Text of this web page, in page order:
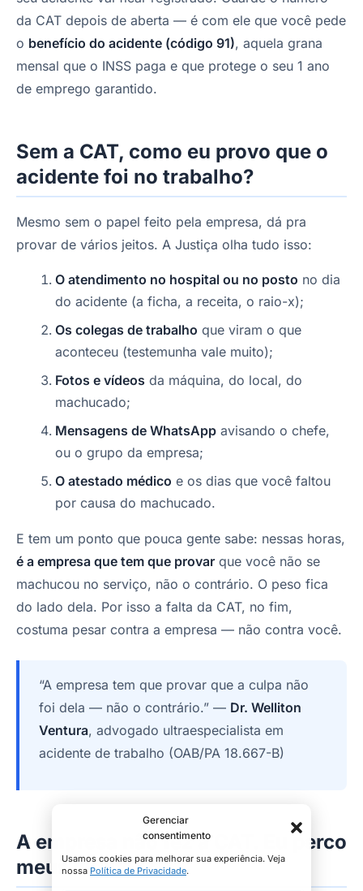
Gerenciar
consentimento
Usamos cookies para melhorar sua experiência. Veja
nossa Política de Privacidade.
da CAT depois de aberta — é com ele que você pede
o benefício do acidente (código 91), aquela grana
mensal que o INSS paga e que protege o seu 1 ano
de emprego garantido.
Sem a CAT, como eu provo que o
acidente foi no trabalho?
Mesmo sem o papel feito pela empresa, dá pra
provar de vários jeitos. A Justiça olha tudo isso:
O atendimento no hospital ou no posto no dia
do acidente (a ficha, a receita, o raio-x);
Os colegas de trabalho que viram o que
aconteceu (testemunha vale muito);
Fotos e vídeos da máquina, do local, do
machucado;
Mensagens de WhatsApp avisando o chefe,
ou o grupo da empresa;
O atestado médico e os dias que você faltou
por causa do machucado.
E tem um ponto que pouca gente sabe: nessas horas,
é a empresa que tem que provar que você não se
machucou no serviço, não o contrário. O peso fica
do lado dela. Por isso a falta da CAT, no fim,
costuma pesar contra a empresa — não contra você.
“A empresa tem que provar que a culpa não
foi dela — não o contrário.” — Dr. Welliton
Ventura, advogado ultraespecialista em
acidente de trabalho (OAB/PA 18.667-B)
A empresa não fez a CAT. Eu perco
meus direitos?